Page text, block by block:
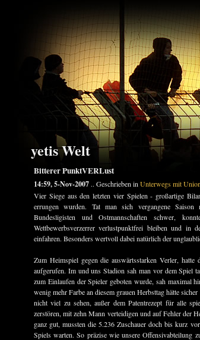
yetis Welt
Bitterer PunktVERLust
14:59, 5-Nov-2007 .. Geschrieben in Unterwegs mit Union
Vier Siege aus den letzten vier Spielen - großartige
errungen wurden. Tat man sich vergangene
Bundesligisten und Ostmannschaften schwer,
Wettbewerbsverzerrer verlustpunktfrei bleiben und in
einfahren. Besonders wertvoll dabei natürlich der
Zum Heimspiel gegen die auswärtsstarken Verler, hatte
aufgerufen. Im und uns Stadion sah man vor dem Spiel
zum Einlaufen der Spieler geboten wurde, sah maximal
wenig mehr Farbe an diesem grauen Herbsttag hätte
nicht viel zu sehen, außer dem Patentrezept für alle
zerstören, mit zehn Mann verteidigen und auf Fehler der
ganz gut, mussten die 5.236 Zuschauer doch bis kurz
Spiels warten. So präzise wie unsere Offensivabteilung